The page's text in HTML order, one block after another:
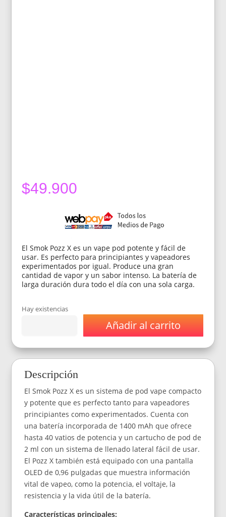
$49.900
El Smok Pozz X es un vape pod potente y fácil de
usar. Es perfecto para principiantes y vapeadores
experimentados por igual. Produce una gran
cantidad de vapor y un sabor intenso. La batería de
larga duración dura todo el día con una sola carga.
Hay existencias
Pozz
X
Color
cantidad
Añadir al carrito
Descripción
El Smok Pozz X es un sistema de pod vape compacto
y potente que es perfecto tanto para vapeadores
principiantes como experimentados. Cuenta con
una batería incorporada de 1400 mAh que ofrece
hasta 40 vatios de potencia y un cartucho de pod de
2 ml con un sistema de llenado lateral fácil de usar.
El Pozz X también está equipado con una pantalla
OLED de 0,96 pulgadas que muestra información
vital de vapeo, como la potencia, el voltaje, la
resistencia y la vida útil de la batería.
Características principales: